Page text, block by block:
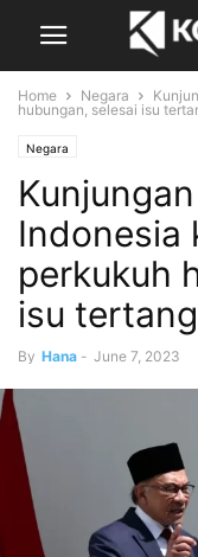
Home Negara
hubungan, selesai isu
Negara
Indonesia
perkukuh
isu
By Hana - June 7, 2023